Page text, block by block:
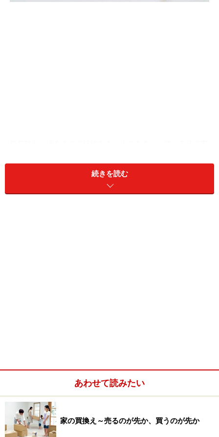
2009年6月に長期優良住宅の制度がスタートし、新築一
戸建て住宅ではその導入が急速に進んでいますが、その
続きを読む
あわせて読みたい
家の買換え～売るのが先か、買うのが先か